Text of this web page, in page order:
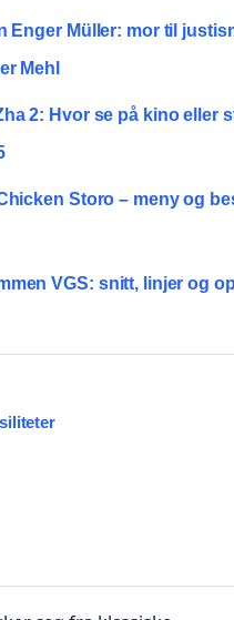
Enger Müller: mor til
Mehl
2: Hvor se på kino eller
Storo – meny og
VGS: snitt, linjer og